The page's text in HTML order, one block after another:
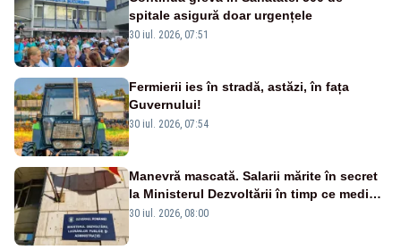
spitale asigură doar urgențele
30 iul. 2026, 07:51
Fermierii ies în stradă, astăzi, în fața
Guvernului!
30 iul. 2026, 07:54
Manevră mascată. Salarii mărite în secret
la Ministerul Dezvoltării în timp ce medicii
ies în stradă
30 iul. 2026, 08:00